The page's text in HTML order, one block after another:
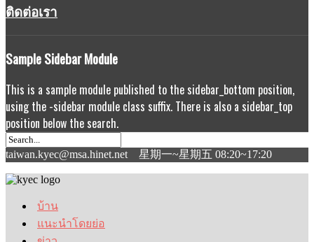
ติดต่อเรา
SampleSidebar Module
This is a sample module published to the sidebar_bottom position,
using the -sidebar module class suffix. There is also a sidebar_top
position below the search.
taiwan.kyec@msa.hinet.net 星期一~星期五 08:20~17:20
บ้าน
แนะนำโดยย่อ